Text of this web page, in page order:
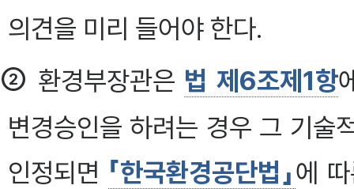
의견을 미리 들어야 한다.
② 환경부장관은 법 제6조제1항
변경승인을 하려는 경우 그 기술
인정되면 「한국환경공단법」에